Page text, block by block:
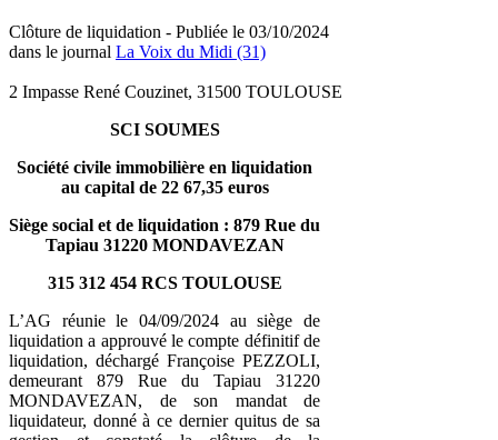
Clôture de liquidation - Publiée le 03/10/2024
dans le journal La Voix du Midi (31)
2 Impasse René Couzinet, 31500 TOULOUSE
SCI SOUMES
Société civile immobilière en liquidation
au capital de 22 67,35 euros
Siège social et de liquidation : 879 Rue du
Tapiau 31220 MONDAVEZAN
315 312 454 RCS TOULOUSE
L’AG réunie le 04/09/2024 au siège de
liquidation a approuvé le compte définitif de
liquidation, déchargé Françoise PEZZOLI,
demeurant 879 Rue du Tapiau 31220
MONDAVEZAN, de son mandat de
liquidateur, donné à ce dernier quitus de sa